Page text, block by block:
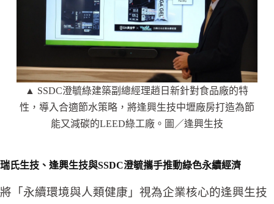
▲ SSDC澄毓綠建築副總經理趙日新針對食品廠的特
性，導入合適節水策略，將逢興生技中壢廠房打造為節
能又減碳的LEED綠工廠。圖／逢興生技
瑞氏生技、逢興生技與SSDC澄毓攜手推動綠色永續經濟
將「永續環境與人類健康」視為企業核心的逢興生技